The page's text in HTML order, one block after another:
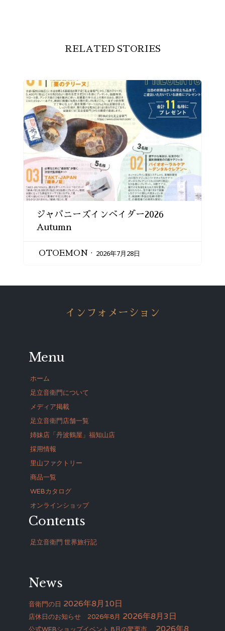
RELATED STORIES
ジャパニーズインベイダー2026
Autumn
OTOEMON 2026年7月28日
インフォメーション
Menu
ホーム
足立音衛門について
メディア掲載
足立音衛門店舗一覧
姉妹店「丹波鶴屋」福知山店
採用情報
里山ファクトリー
商品一覧
WEBカタログ
オンラインショップ
Contents
足立音衛門 世界旅行記
News
音衛門の日 2026年8月10日
店休日のお知らせ 2026年8月 2026年8月3日